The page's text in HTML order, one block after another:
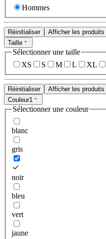
Hommes
Réinitialiser
Afficher les produits
Taille
Sélectionner une taille
XS
S M L XL
Réinitialiser
Afficher les produits
Couleur1
Sélectionner une couleur
blanc
gris
noir
bleu
vert
jaune